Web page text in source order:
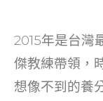
2015年是台灣
傑教練帶領，
想像不到的養